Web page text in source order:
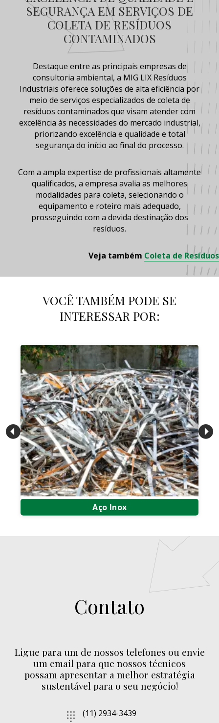
SEGURANÇA EM SERVIÇOS DE
COLETA DE RESÍDUOS
CONTAMINADOS
Destaque entre as principais empresas de
consultoria ambiental, a MIG LIX Resíduos
Industriais oferece soluções de alta eficiência por
meio de serviços especializados de coleta de
resíduos contaminados que visam atender com
excelência às necessidades do mercado industrial,
priorizando excelência e qualidade e total
segurança do início ao final do processo.
Com a ampla expertise de profissionais altamente
qualificados, a empresa avalia as melhores
modalidades para coleta, selecionando o
equipamento e roteiro mais adequado,
prosseguindo com a devida destinação dos
resíduos.
Veja também Coleta de Resíduos
VOCÊ TAMBÉM PODE SE
INTERESSAR POR:
Aço Inox
Compra de Sucata de Aço Inox
Contato
Ligue para um de nossos telefones ou envie
um email para que nossos técnicos
possam apresentar a melhor estratégia
sustentável para o seu negócio!
(11) 2934-3439